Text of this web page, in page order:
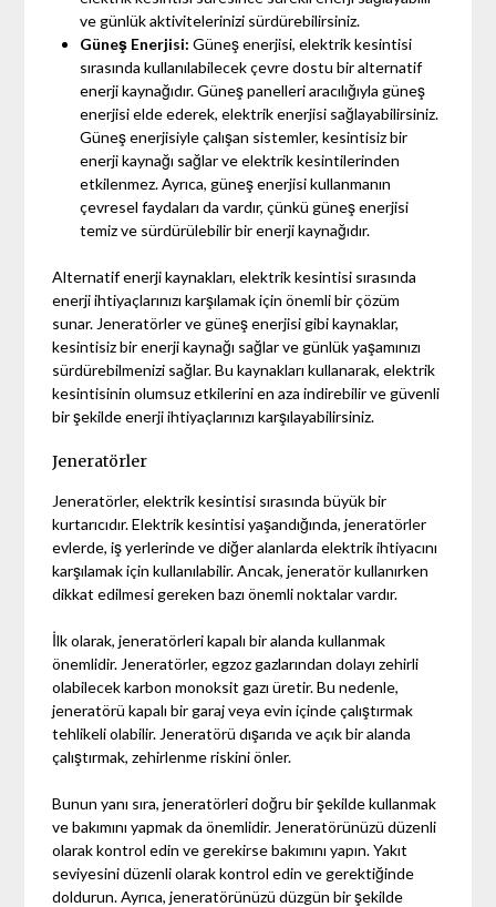
ve günlük aktivitelerinizi sürdürebilirsiniz.
Güneş Enerjisi: Güneş enerjisi, elektrik kesintisi
sırasında kullanılabilecek çevre dostu bir alternatif
enerji kaynağıdır. Güneş panelleri aracılığıyla güneş
enerjisi elde ederek, elektrik enerjisi sağlayabilirsiniz.
Güneş enerjisiyle çalışan sistemler, kesintisiz bir
enerji kaynağı sağlar ve elektrik kesintilerinden
etkilenmez. Ayrıca, güneş enerjisi kullanmanın
çevresel faydaları da vardır, çünkü güneş enerjisi
temiz ve sürdürülebilir bir enerji kaynağıdır.
Alternatif enerji kaynakları, elektrik kesintisi sırasında
enerji ihtiyaçlarınızı karşılamak için önemli bir çözüm
sunar. Jeneratörler ve güneş enerjisi gibi kaynaklar,
kesintisiz bir enerji kaynağı sağlar ve günlük yaşamınızı
sürdürebilmenizi sağlar. Bu kaynakları kullanarak, elektrik
kesintisinin olumsuz etkilerini en aza indirebilir ve güvenli
bir şekilde enerji ihtiyaçlarınızı karşılayabilirsiniz.
Jeneratörler
Jeneratörler, elektrik kesintisi sırasında büyük bir
kurtarıcıdır. Elektrik kesintisi yaşandığında, jeneratörler
evlerde, iş yerlerinde ve diğer alanlarda elektrik ihtiyacını
karşılamak için kullanılabilir. Ancak, jeneratör kullanırken
dikkat edilmesi gereken bazı önemli noktalar vardır.
İlk olarak, jeneratörleri kapalı bir alanda kullanmak
önemlidir. Jeneratörler, egzoz gazlarından dolayı zehirli
olabilecek karbon monoksit gazı üretir. Bu nedenle,
jeneratörü kapalı bir garaj veya evin içinde çalıştırmak
tehlikeli olabilir. Jeneratörü dışarıda ve açık bir alanda
çalıştırmak, zehirlenme riskini önler.
Bunun yanı sıra, jeneratörleri doğru bir şekilde kullanmak
ve bakımını yapmak da önemlidir. Jeneratörünüzü düzenli
olarak kontrol edin ve gerekirse bakımını yapın. Yakıt
seviyesini düzenli olarak kontrol edin ve gerektiğinde
doldurun. Ayrıca, jeneratörünüzü düzgün bir şekilde